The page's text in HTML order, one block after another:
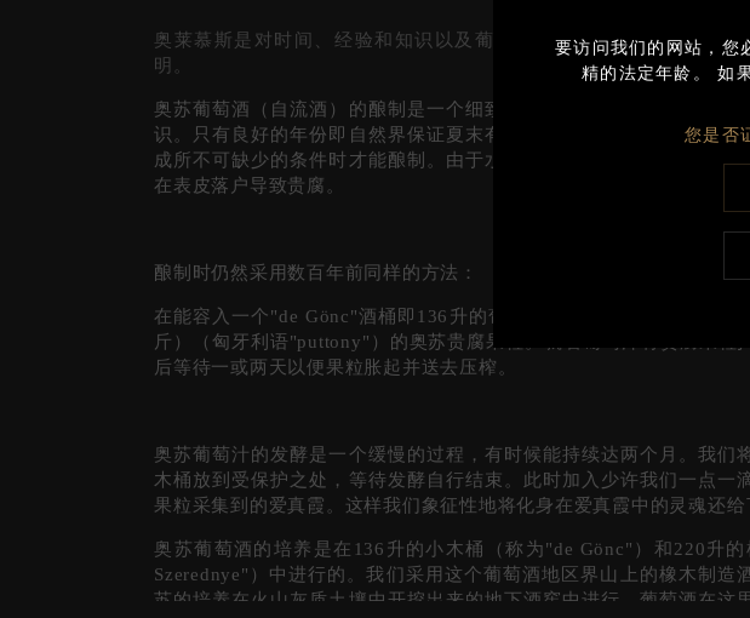
奥莱慕斯是对时间、经验和知识以及葡萄酒艺术真正技艺的补偿的
明。
奥苏葡萄酒（自流酒）的酿制是一个细致的过程，需要很大的耐心和
识。只有良好的年份即自然界保证夏末有雨、入秋晴朗多风这样的贵
成所不可缺少的条件时才能酿制。由于水分而肿胀的果粒发生开裂，
在表皮落户导致贵腐。
酿制时仍然采用数百年前同样的方法：
在能容入一个"de Gönc"酒桶即136升的葡萄汁中加入3、5或6篓筐（每
斤）（匈牙利语"puttony"）的奥苏贵腐果粒。就着葡萄汁将贵腐果粒
后等待一或两天以便果粒胀起并送去压榨。
奥苏葡萄汁的发酵是一个缓慢的过程，有时候能持续达两个月。我们
木桶放到受保护之处，等待发酵自行结束。此时加入少许我们一点一
果粒采集到的爱真霞。这样我们象征性地将化身在爱真霞中的灵魂还给
奥苏葡萄酒的培养是在136升的小木桶（称为"de Gönc"）和220升的
Szerednye"）中进行的。我们采用这个葡萄酒地区界山上的橡木制造
苏的培养在火山灰质土壤中开挖出来的地下酒窖中进行。葡萄酒在这
要访问我们的网站，您
精的法定年龄。 如
您是否